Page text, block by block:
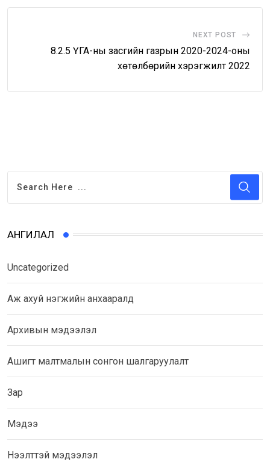
NEXT POST
8.2.5 ҮГА-ны засгийн газрын 2020-2024-оны
хөтөлбөрийн хэрэгжилт 2022
АНГИЛАЛ
Uncategorized
Аж ахуй нэгжийн анхааралд
Архивын мэдээлэл
Ашигт малтмалын сонгон шалгаруулалт
Зар
Мэдээ
Нээлттэй мэдээлэл